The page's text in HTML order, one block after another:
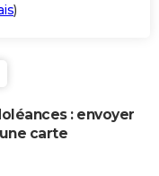
)
: envoyer
carte